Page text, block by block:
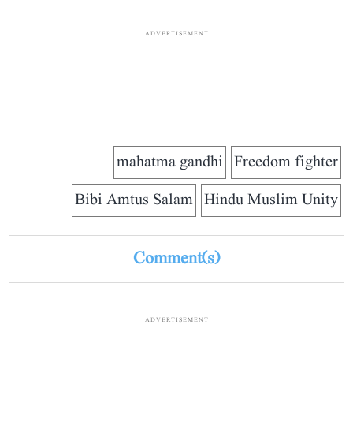
ADVERTISEMENT
Freedom fighter
mahatma gandhi
Hindu Muslim Unity
Bibi Amtus Salam
Comment(s)
ADVERTISEMENT